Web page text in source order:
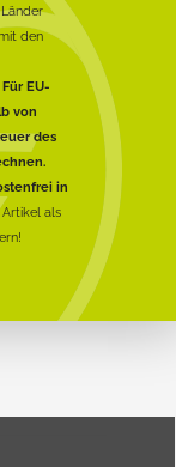
den
EU-
von
des
in
als